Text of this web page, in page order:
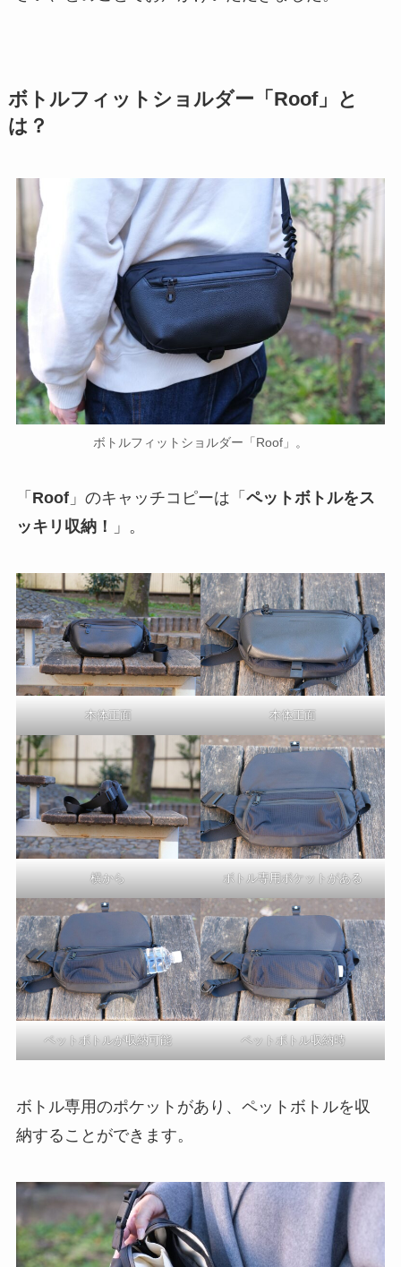
ボトルフィットショルダー「Roof」と
は？
ボトルフィットショルダー「Roof」。
「 Roof」のキャッチコピーは「 ペットボトルをス
ッキリ収納！
」。
本体正面 本体正面
横から ボトル専用ポケットがある
ペットボトルが収納可能 ペットボトル収納時
ボトル専用のポケットがあり、ペットボトルを収
納することができます。